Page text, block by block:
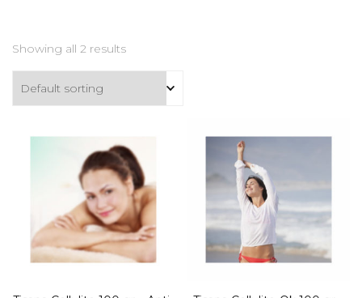
Showing all 2 results